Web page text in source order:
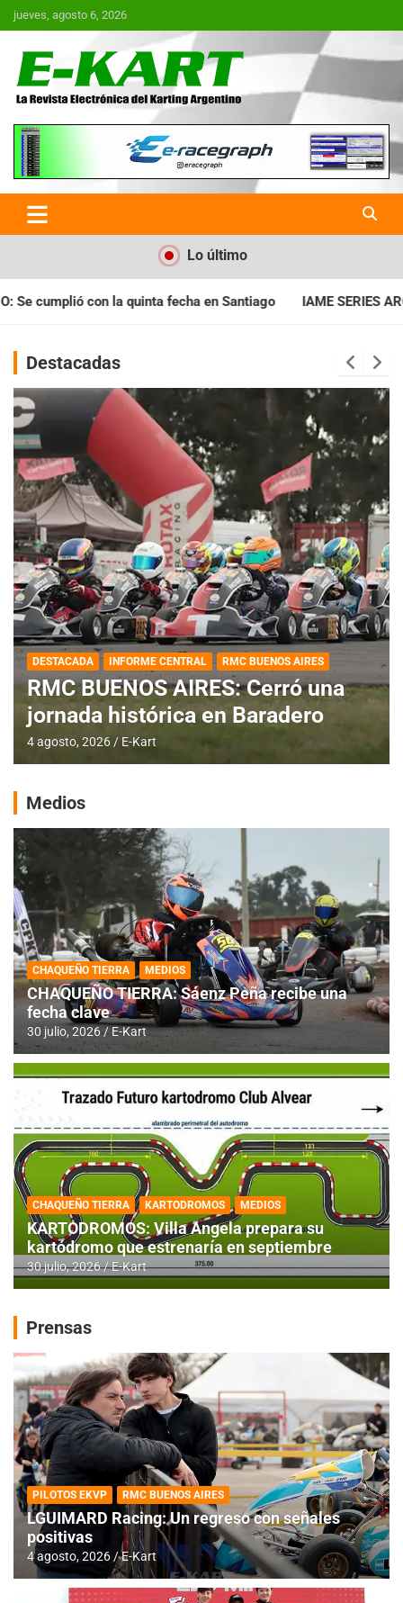
Saltar
al
jueves, agosto 6, 2026
E-Kart.com.ar | La Revista
Electrónica del Karting en
Argentina
Lo último
en Santiago IAME SERIES ARGENTINA: Horarios para la
Destacadas
DESTACADA INFORME CENTRAL RMC BUENOS AIRES
RMC BUENOS AIRES: Cerró una
jornada histórica en Baradero
4 agosto, 2026 E-Kart
Medios
CHAQUEÑO TIERRA MEDIOS
CHAQUEÑO TIERRA: Sáenz Peña recibe una
fecha clave
30 julio, 2026 E-Kart
CHAQUEÑO TIERRA KARTODROMOS MEDIOS
KARTODROMOS: Villa Angela prepara su
kartódromo que estrenaría en septiembre
30 julio, 2026 E-Kart
Prensas
PILOTOS EKVP RMC BUENOS AIRES
LGUIMARD Racing: Un regreso con señales
positivas
4 agosto, 2026 E-Kart